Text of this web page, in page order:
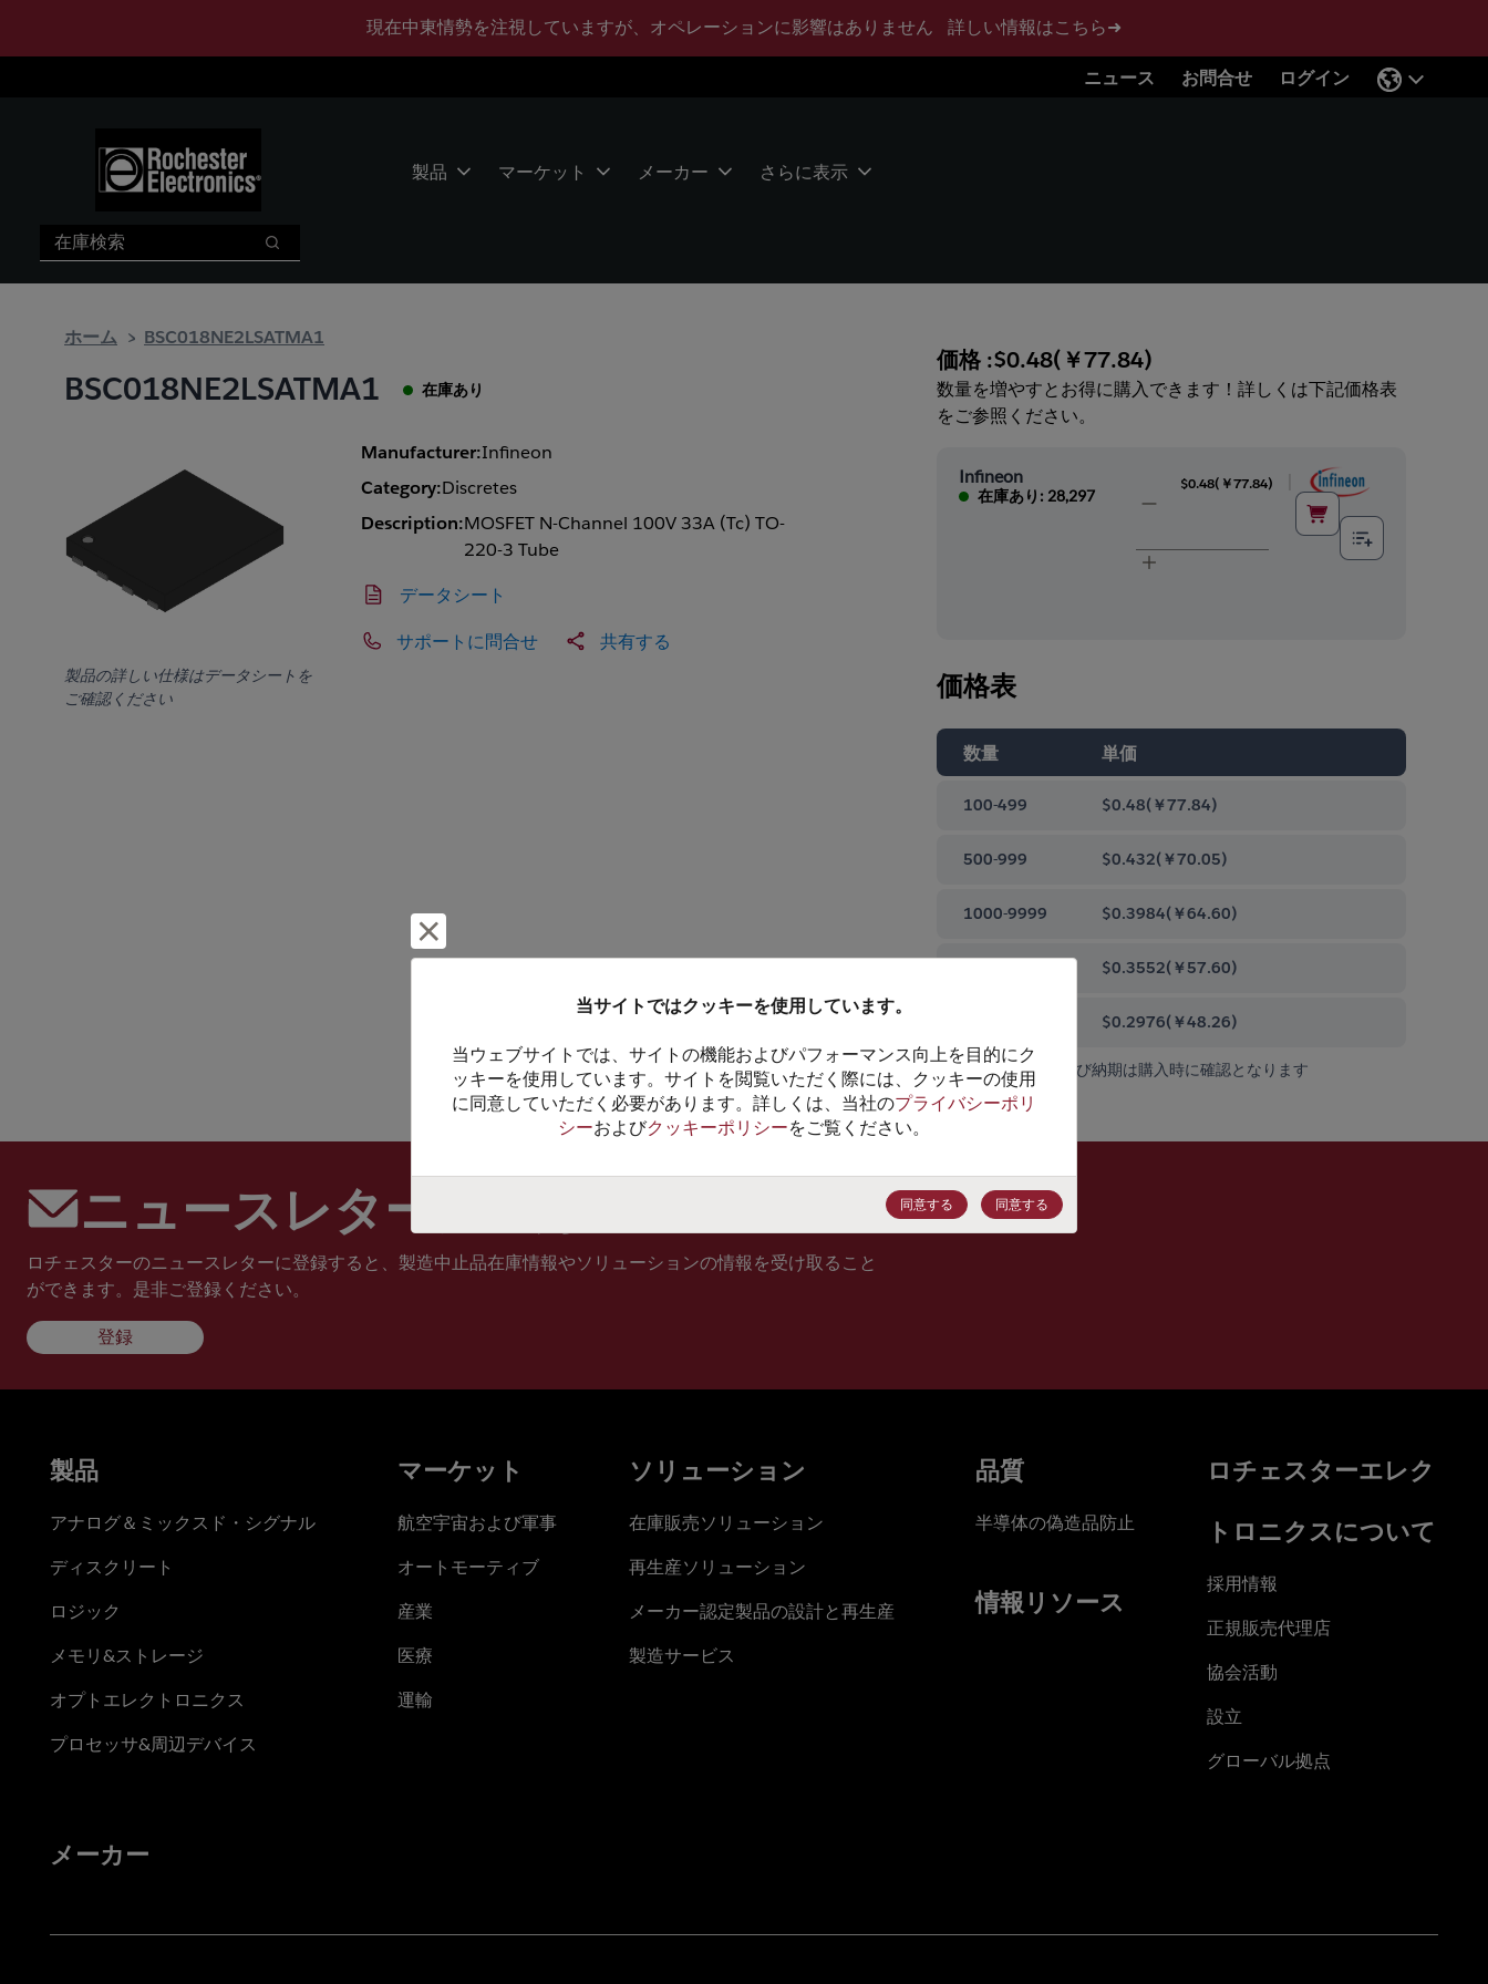
現在中東情勢を注視していますが、オペレーションに影響はありません 詳しい情報はこちら➜
ニュース お問合せ ログイン
製品 マーケット メーカー さらに表示
検索
検索
ホーム BSC018NE2LSATMA1
BSC018NE2LSATMA1 在庫あり
製品の詳しい仕様はデータシートを
ご確認ください
Manufacturer:Infineon
Category:Discretes
Description:MOSFET N-Channel 100V 33A (Tc) TO-
220-3 Tube
データシート
サポートに問合せ 共有する
価格 :$0.48(￥77.84)
数量を増やすとお得に購入できます！詳しくは下記価格表
をご参照ください。
Infineon
在庫あり: 28,297
$0.48( ￥77.84)
価格表
数量 単価
100-499 $0.48(￥77.84)
500-999 $0.432(￥70.05)
1000-9999 $0.3984(￥64.60)
$0.3552(￥57.60)
$0.2976(￥48.26)
価格、在庫状況および納期は購入時に確認となります
ニュースレターに登録
ロチェスターのニュースレターに登録すると、製造中止品在庫情報やソリューションの情報を受け取ること
ができます。是非ご登録ください。
登録
当サイトではクッキーを使用しています。
当ウェブサイトでは、サイトの機能およびパフォーマンス向上を目的にク
ッキーを使用しています。サイトを閲覧いただく際には、クッキーの使用
に同意していただく必要があります。詳しくは、当社のプライバシーポリ
シーおよびクッキーポリシーをご覧ください。
同意する 同意する
製品
アナログ＆ミックスド・シグナル
ディスクリート
ロジック
メモリ&ストレージ
オプトエレクトロニクス
プロセッサ&周辺デバイス
マーケット
航空宇宙および軍事
オートモーティブ
産業
医療
運輸
ソリューション
在庫販売ソリューション
再生産ソリューション
メーカー認定製品の設計と再生産
製造サービス
品質
半導体の偽造品防止
情報リソース
ロチェスターエレク
トロニクスについて
採用情報
正規販売代理店
協会活動
設立
グローバル拠点
メーカー